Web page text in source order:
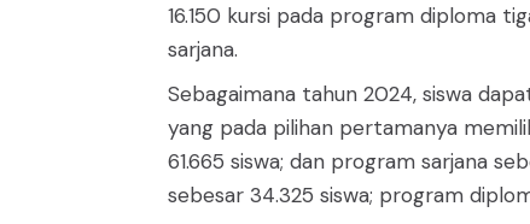
16.150 kursi pada program diploma
sarjana.
Sebagaimana tahun 2024, siswa
yang pada pilihan pertamanya
61.665 siswa; dan program sarjana
sebesar 34.325 siswa; program